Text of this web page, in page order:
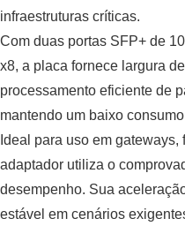
infraestruturas críticas.
Com duas portas SFP+ de
x8, a placa fornece largura
processamento eficiente de
mantendo um baixo
Ideal para uso em
adaptador utiliza o
desempenho. Sua
estável em cenários